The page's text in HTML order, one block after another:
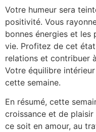
Votre humeur sera
positivité. Vous
bonnes énergies et les
vie. Profitez de cet
relations et contribuer
Votre équilibre
cette semaine.
En résumé, cette
croissance et de plaisir
ce soit en amour, au